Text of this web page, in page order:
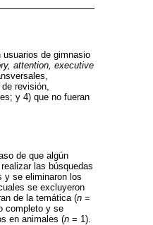
de gimnasio
attention, executive
revisión,
y 4) que no fueran
de que algún
las búsquedas
y se eliminaron los
se excluyeron
de la temática (n =
completo y se
en animales (n = 1).